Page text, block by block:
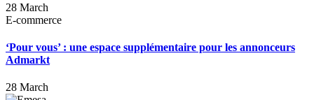
28 March
E-commerce
‘Pour vous’ : une espace supplémentaire pour les annonceurs
Admarkt
28 March